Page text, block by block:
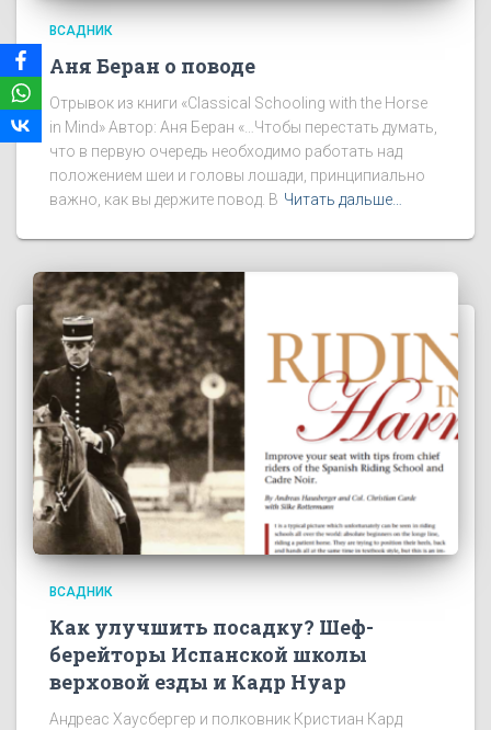
ВСАДНИК
Аня Беран о поводе
Отрывок из книги «Classical Schooling with the Horse
in Mind» Автор: Аня Беран «…Чтобы перестать думать,
что в первую очередь необходимо работать над
положением шеи и головы лошади, принципиально
важно, как вы держите повод. В Читать дальше…
ВСАДНИК
Как улучшить посадку? Шеф-
берейторы Испанской школы
верховой езды и Кадр Нуар
Андреас Хаусбергер и полковник Кристиан Кард